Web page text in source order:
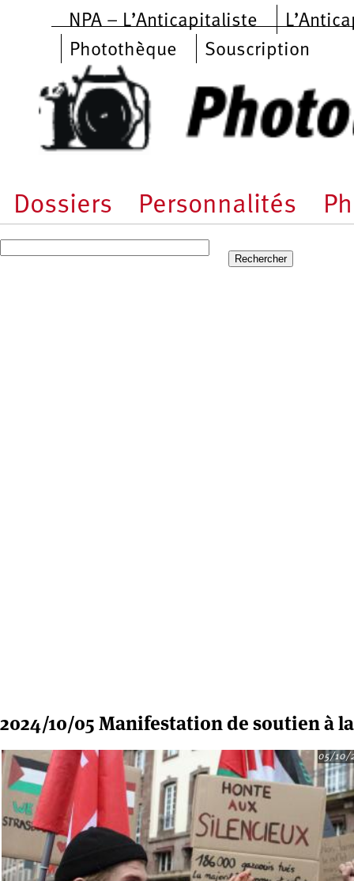
Aller au contenu principal
NPA – L’Anticapitaliste
Photothèque
Souscription
Dossiers Personnalités
2024/10/05 Manifestation de soutien à
05/10/